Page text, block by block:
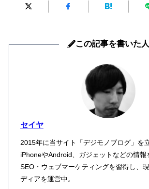
この記事を書いた人
セイヤ
2015年に当サイト「デジモノブログ」を
iPhoneやAndroid、ガジェットなどの情報
SEO・ウェブマーケティングを習得し、
ディアを運営中。